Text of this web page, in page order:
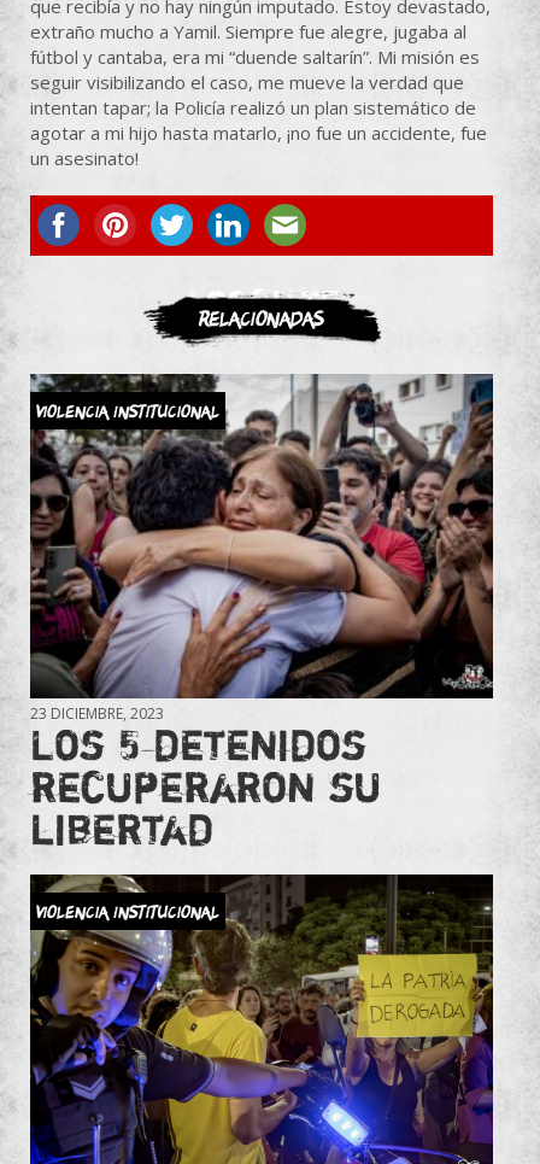
que recibía y no hay ningún imputado. Estoy devastado,
extraño mucho a Yamil. Siempre fue alegre, jugaba al
fútbol y cantaba, era mi “duende saltarín”. Mi misión es
seguir visibilizando el caso, me mueve la verdad que
intentan tapar; la Policía realizó un plan sistemático de
agotar a mi hijo hasta matarlo, ¡no fue un accidente, fue
un asesinato!
ASOCIATE
Relacionadas
Violencia Institucional
23 DICIEMBRE, 2023
Los 5 detenidos
recuperaron su
libertad
Violencia Institucional